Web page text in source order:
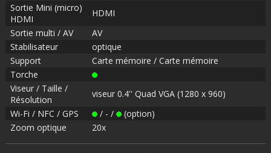
Sortie Mini (micro)
HDMI
HDMI
Sortie multi / AV
AV
Stabilisateur
optique
Support
Carte mémoire / Carte mémoire
Torche
Viseur / Taille /
Résolution
viseur 0.4'' Quad VGA (1280 x 960)
Wi-Fi / NFC / GPS
/ - /
(option)
Zoom optique
20x